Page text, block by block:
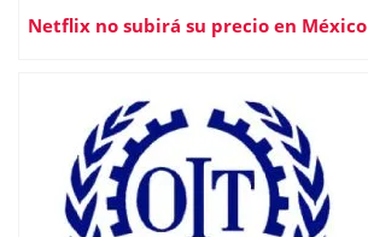
Netflix no subirá su precio en México